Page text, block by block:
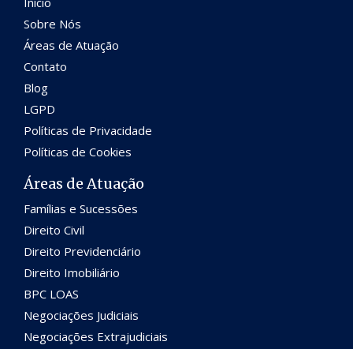
Sobre Nós
Áreas de Atuação
Contato
Blog
LGPD
Políticas de Privacidade
Políticas de Cookies
Áreas de Atuação
Famílias e Sucessões
Direito Civil
Direito Previdenciário
Direito Imobiliário
BPC LOAS
Negociações Judiciais
Negociações Extrajudiciais